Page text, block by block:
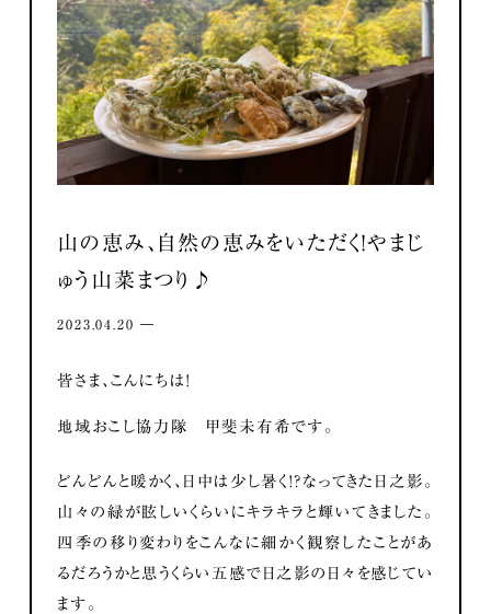
山の恵み、自然の恵みをいただく！やまじ
ゅう山菜まつり♪
2023.04.20 ―
皆さま、こんにちは！
地域おこし協力隊 甲斐未有希です。
どんどんと暖かく、日中は少し暑く！？なってきた日之影。
山々の緑が眩しいくらいにキラキラと輝いてきました。
四季の移り変わりをこんなに細かく観察したことがあ
るだろうかと思うくらい五感で日之影の日々を感じてい
ます。